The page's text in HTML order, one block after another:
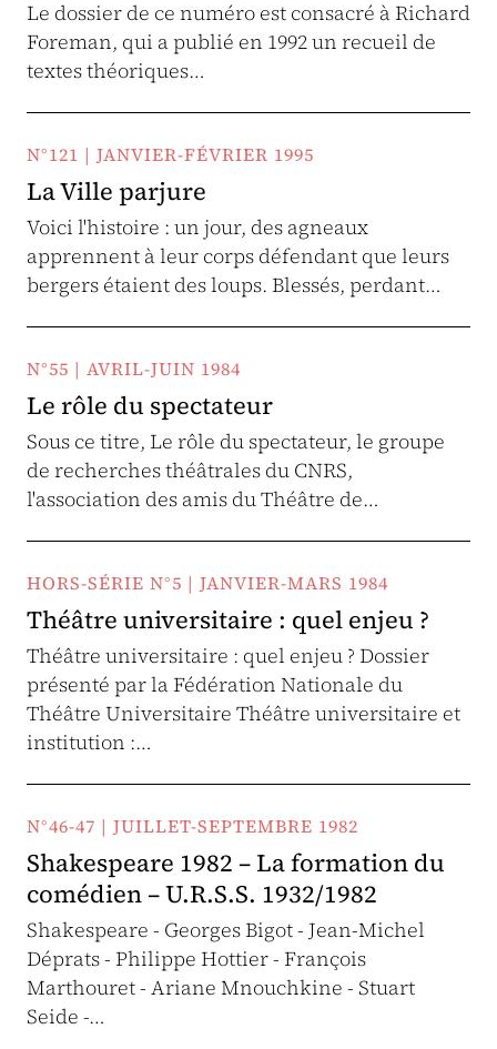
Le dossier de ce numéro est consacré à Richard
Foreman, qui a publié en 1992 un recueil de
textes théoriques…
N°121 | JANVIER-FÉVRIER 1995
La Ville parjure
Voici l'histoire : un jour, des agneaux
apprennent à leur corps défendant que leurs
bergers étaient des loups. Blessés, perdant…
N°55 | AVRIL-JUIN 1984
Le rôle du spectateur
Sous ce titre, Le rôle du spectateur, le groupe
de recherches théâtrales du CNRS,
l'association des amis du Théâtre de…
HORS-SÉRIE N°5 | JANVIER-MARS 1984
Théâtre universitaire : quel enjeu ?
Théâtre universitaire : quel enjeu ? Dossier
présenté par la Fédération Nationale du
Théâtre Universitaire Théâtre universitaire et
institution :…
N°46-47 | JUILLET-SEPTEMBRE 1982
Shakespeare 1982 – La formation du
comédien – U.R.S.S. 1932/1982
Shakespeare - Georges Bigot - Jean-Michel
Déprats - Philippe Hottier - François
Marthouret - Ariane Mnouchkine - Stuart
Seide -…